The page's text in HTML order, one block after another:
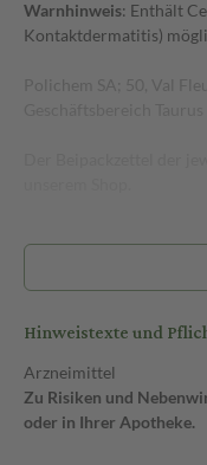
Warnhinweis: Enthält
Kontaktdermatitis)
Hinweistexte und
Arzneimittel
Zu Risiken und
oder in Ihrer Apotheke.